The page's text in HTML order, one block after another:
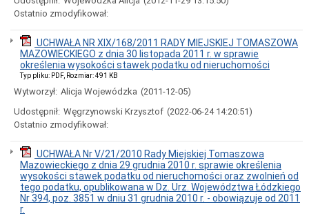
Nieruchomości
przeznaczone
do
zbycia
(sprzedaż,
użytkowanie
wieczyste)
Nieruchomości
do
wydzierżawienia,
Nieruchomości
przeznaczone
wydzierżawienia,
najmu
(Zarząd
Ostatnio zmodyfikował:
UCHWAŁA NR XIX/168/2011 RADY MIEJSKIEJ TOMASZOWA
MAZOWIECKIEGO z dnia 30 listopada 2011 r. w sprawie
określenia wysokości stawek podatku od nieruchomości
Typ pliku: PDF, Rozmiar: 491 KB
Wytworzył: Alicja Wojewódzka (2011-12-05)
Udostępnił: Węgrzynowski Krzysztof (2022-06-24 14:20:51)
Ostatnio zmodyfikował:
UCHWAŁA Nr V/21/2010 Rady Miejskiej Tomaszowa
Mazowieckiego z dnia 29 grudnia 2010 r. sprawie określenia
wysokości stawek podatku od nieruchomości oraz zwolnień od
tego podatku, opublikowana w Dz. Urz. Województwa Łódzkiego
Nr 394, poz. 3851 w dniu 31 grudnia 2010 r. - obowiązuje od 2011
r.